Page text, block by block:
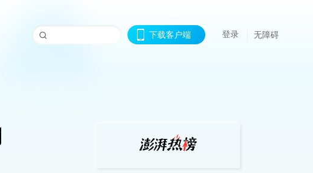
下载客户端 登录 无障碍